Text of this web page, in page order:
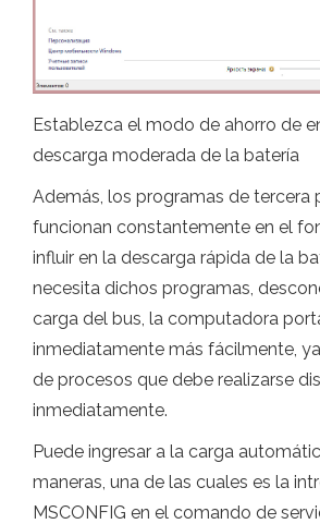
Establezca el modo de ahorro de
descarga moderada de la batería
Además, los programas de tercera
funcionan constantemente en el
influir en la descarga rápida de la
necesita dichos programas,
carga del bus, la computadora
inmediatamente más fácilmente,
de procesos que debe realizarse
inmediatamente.
Puede ingresar a la carga
maneras, una de las cuales es la
MSCONFIG en el comando de